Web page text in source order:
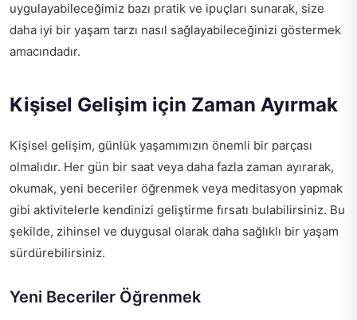
uygulayabileceğimiz bazı pratik ve ipuçları sunarak, size
daha iyi bir yaşam tarzı nasıl sağlayabileceğinizi göstermek
amacındadır.
Kişisel Gelişim için Zaman Ayırmak
Kişisel gelişim, günlük yaşamımızın önemli bir parçası
olmalıdır. Her gün bir saat veya daha fazla zaman ayırarak,
okumak, yeni beceriler öğrenmek veya meditasyon yapmak
gibi aktivitelerle kendinizi geliştirme fırsatı bulabilirsiniz. Bu
şekilde, zihinsel ve duygusal olarak daha sağlıklı bir yaşam
sürdürebilirsiniz.
Yeni Beceriler Öğrenmek